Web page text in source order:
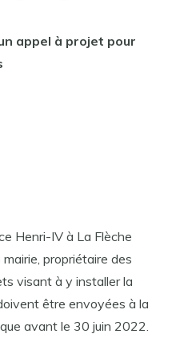
appel à projet pour
Henri-IV à La Flèche
propriétaire des
visant à y installer la
être envoyées à la
avant le 30 juin 2022.